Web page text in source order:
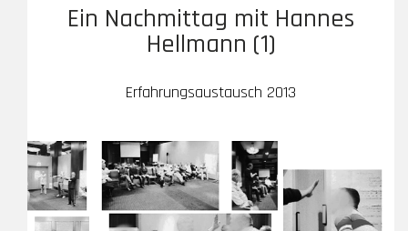
Ein Nachmittag mit Hannes
Hellmann (1)
Erfahrungsaustausch 2013